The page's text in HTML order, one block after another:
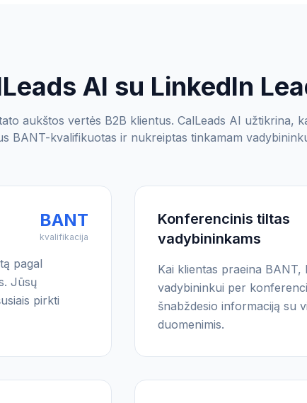
AI su LinkedIn
aukštos vertės B2B klientus. CalLeads AI užtikrina,
BANT-kvalifikuotas ir nukreiptas tinkamam
BANT
kvalifikacija
pagal
Jūsų
pirkti
Konferencinis tiltas
vadybininkams
Kai klientas praeina BANT,
vadybininkui per
šnabždesio informaciją su
duomenimis.